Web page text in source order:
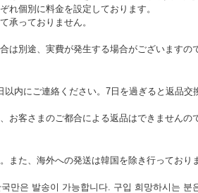
れ個別に料金を設定しております。
承っておりません。
は別途、実費が発生する場合がございますの
内にご連絡ください。7日を過ぎると返品交
お客さまのご都合による返品はできませんの
また、海外への発送は韓国を除き行ってお
만은 발송이 가능합니다. 구입 희망하시는 분